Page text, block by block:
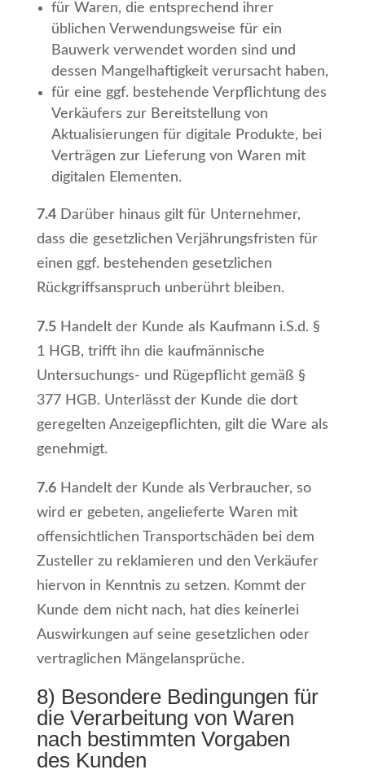
für Waren, die entsprechend ihrer
üblichen Verwendungsweise für ein
Bauwerk verwendet worden sind und
dessen Mangelhaftigkeit verursacht haben,
für eine ggf. bestehende Verpflichtung des
Verkäufers zur Bereitstellung von
Aktualisierungen für digitale Produkte, bei
Verträgen zur Lieferung von Waren mit
digitalen Elementen.
7.4Darüber hinaus gilt für Unternehmer,
dass die gesetzlichen Verjährungsfristen für
einen ggf. bestehenden gesetzlichen
Rückgriffsanspruch unberührt bleiben.
7.5Handelt der Kunde als Kaufmann i.S.d. §
1 HGB, trifft ihn die kaufmännische
Untersuchungs- und Rügepflicht gemäß §
377 HGB. Unterlässt der Kunde die dort
geregelten Anzeigepflichten, gilt die Ware als
genehmigt.
7.6Handelt der Kunde als Verbraucher, so
wird er gebeten, angelieferte Waren mit
offensichtlichen Transportschäden bei dem
Zusteller zu reklamieren und den Verkäufer
hiervon in Kenntnis zu setzen. Kommt der
Kunde dem nicht nach, hat dies keinerlei
Auswirkungen auf seine gesetzlichen oder
vertraglichen Mängelansprüche.
8) Besondere Bedingungen für
die Verarbeitung von Waren
nach bestimmten Vorgaben
des Kunden